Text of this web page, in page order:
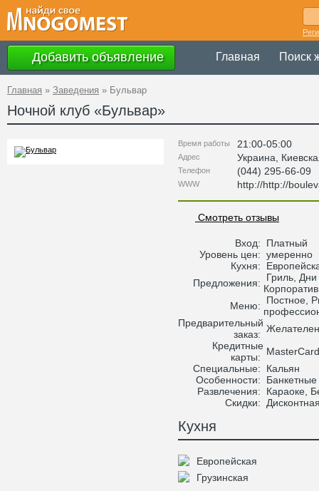
Добавить объявление Главная Поиск
Главная » Заведения » Бульвар
Ночной клуб «Бульвар»
Время работы 21:00-05:00
Адрес Украина
Телефон (044) 295-66-09
WWW http://http://
Смотреть отзывы
Вход:
Платный
Уровень цен: умеренно
Кухня:
Предложения:
Гриль,
Меню:
Постное,
Предварительный
заказ: Желателен
Кредитные
карты:
Специальные:
Кальян
Особенности:
Банкетные
Развлечения:
Караоке,
Скидки:
Кухня
Европейская
Грузинская